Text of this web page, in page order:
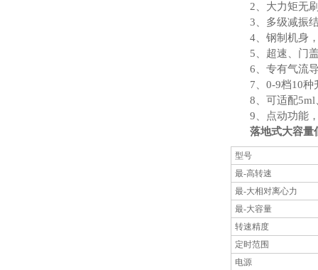
2、大力矩无
3、多级减振
4、钢制机身
5、超速、门
6、专有气流
7、0-9档10
8、可适配
9、点动功能
落地式大容量
型号
最-高转速
最-大相对离心力
最-大容量
转速精度
定时范围
电源